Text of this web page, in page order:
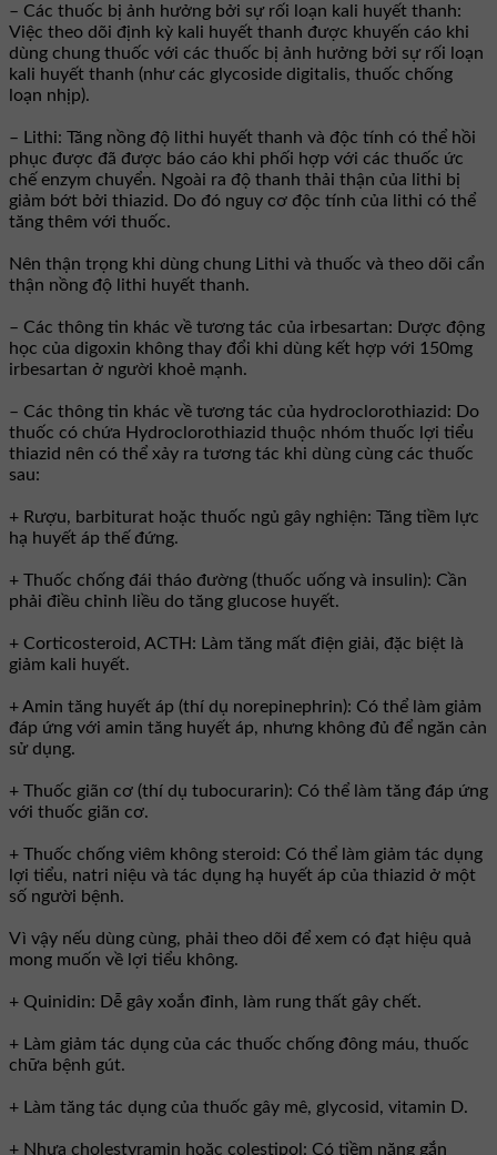
– Các thuốc bị ảnh hưởng bởi sự rối loạn kali huyết thanh:
Việc theo dõi định kỳ kali huyết thanh được khuyến cáo khi
dùng chung thuốc với các thuốc bị ảnh hưởng bởi sự rối loạn
kali huyết thanh (như các glycoside digitalis, thuốc chống
loạn nhịp).
– Lithi: Tăng nồng độ lithi huyết thanh và độc tính có thể hồi
phục được đã được báo cáo khi phối hợp với các thuốc ức
chế enzym chuyển. Ngoài ra độ thanh thải thận của lithi bị
giảm bớt bởi thiazid. Do đó nguy cơ độc tính của lithi có thể
tăng thêm với thuốc.
Nên thận trọng khi dùng chung Lithi và thuốc và theo dõi cẩn
thận nồng độ lithi huyết thanh.
– Các thông tin khác về tương tác của irbesartan: Dược động
học của digoxin không thay đổi khi dùng kết hợp với 150mg
irbesartan ở người khoẻ mạnh.
– Các thông tin khác về tương tác của hydroclorothiazid: Do
thuốc có chứa Hydroclorothiazid thuộc nhóm thuốc lợi tiểu
thiazid nên có thể xảy ra tương tác khi dùng cùng các thuốc
sau:
+ Rượu, barbiturat hoặc thuốc ngủ gây nghiện: Tăng tiềm lực
hạ huyết áp thế đứng.
+ Thuốc chống đái tháo đường (thuốc uống và insulin): Cần
phải điều chỉnh liều do tăng glucose huyết.
+ Corticosteroid, ACTH: Làm tăng mất điện giải, đặc biệt là
giảm kali huyết.
+ Amin tăng huyết áp (thí dụ norepinephrin): Có thể làm giảm
đáp ứng với amin tăng huyết áp, nhưng không đủ để ngăn cản
sử dụng.
+ Thuốc giãn cơ (thí dụ tubocurarin): Có thể làm tăng đáp ứng
với thuốc giãn cơ.
+ Thuốc chống viêm không steroid: Có thể làm giảm tác dụng
lợi tiểu, natri niệu và tác dụng hạ huyết áp của thiazid ở một
số người bệnh.
Vì vậy nếu dùng cùng, phải theo dõi để xem có đạt hiệu quả
mong muốn về lợi tiểu không.
+ Quinidin: Dễ gây xoắn đỉnh, làm rung thất gây chết.
+ Làm giảm tác dụng của các thuốc chống đông máu, thuốc
chữa bệnh gút.
+ Làm tăng tác dụng của thuốc gây mê, glycosid, vitamin D.
+ Nhựa cholestyramin hoặc colestipol: Có tiềm năng gắn